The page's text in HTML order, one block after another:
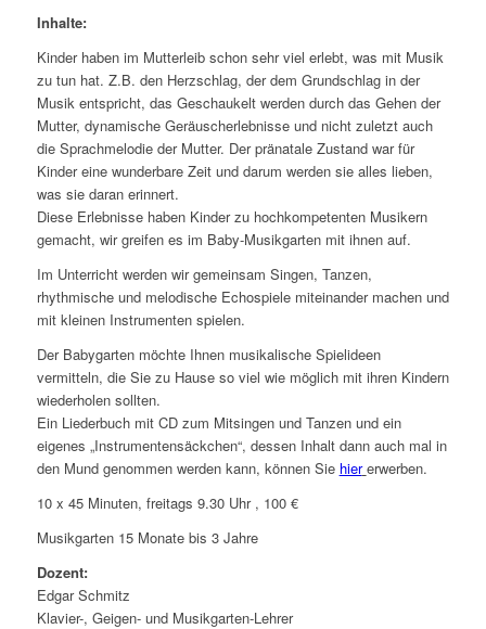
Inhalte:
Kinder haben im Mutterleib schon sehr viel erlebt, was mit Musik
zu tun hat. Z.B. den Herzschlag, der dem Grundschlag in der
Musik entspricht, das Geschaukelt werden durch das Gehen der
Mutter, dynamische Geräuscherlebnisse und nicht zuletzt auch
die Sprachmelodie der Mutter. Der pränatale Zustand war für
Kinder eine wunderbare Zeit und darum werden sie alles lieben,
was sie daran erinnert.
Diese Erlebnisse haben Kinder zu hochkompetenten Musikern
gemacht, wir greifen es im Baby-Musikgarten mit ihnen auf.
Im Unterricht werden wir gemeinsam Singen, Tanzen,
rhythmische und melodische Echospiele miteinander machen und
mit kleinen Instrumenten spielen.
Der Babygarten möchte Ihnen musikalische Spielideen
vermitteln, die Sie zu Hause so viel wie möglich mit ihren Kindern
wiederholen sollten.
Ein Liederbuch mit CD zum Mitsingen und Tanzen und ein
eigenes „Instrumentensäckchen“, dessen Inhalt dann auch mal in
den Mund genommen werden kann, können Sie hier erwerben.
10 x 45 Minuten, freitags 9.30 Uhr , 100 €
Musikgarten 15 Monate bis 3 Jahre
Dozent:
Edgar Schmitz
Klavier-, Geigen- und Musikgarten-Lehrer